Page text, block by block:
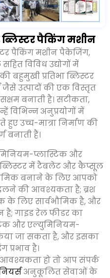
ब्लिस्टर पैकिंग मशीन
पैकिंग मशीन पैकेजिंग,
विविध उद्योगों में
बहुमुखी प्रतिभा ब्लिस्टर
जैसे उत्पादों की एक विस्तृत
बनाती है। सटीकता,
विभिन्न अनुप्रयोगों में
उच्च-मात्रा निर्माण की
बनाती हैं।
प्लास्टिक और
में टैबलेट और कैप्सूल
बनाने के लिए आपको
की आवश्यकता है; ब्रश
के लिए सार्वभौमिक है, और
है; गाइड रेल फीडर का
और एल्युमिनियम-
जा सकता है, और इसका
प्रभाव है।
हो तो आप संपर्क
अनुकूलित सेवाओं के